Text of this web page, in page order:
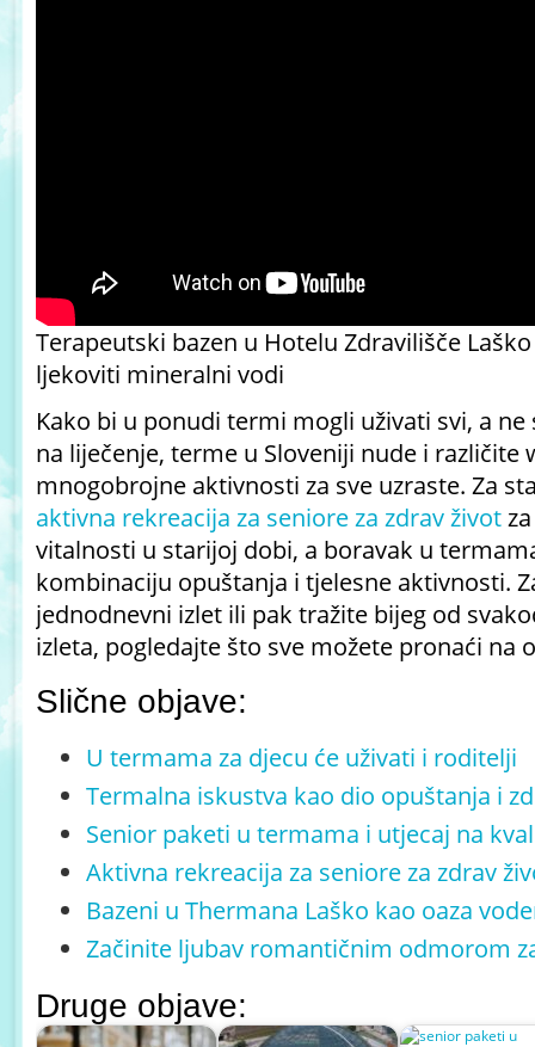
Terapeutski bazen u Hotelu Zdravilišče
ljekoviti mineralni vodi
Kako bi u ponudi termi mogli uživati svi, a
na liječenje, terme u Sloveniji nude i različite
mnogobrojne aktivnosti za sve uzraste. Za
aktivna rekreacija za seniore za zdrav život
vitalnosti u starijoj dobi, a boravak u
kombinaciju opuštanja i tjelesne aktivnosti.
jednodnevni izlet ili pak tražite bijeg od
izleta, pogledajte što sve možete pronaći na
Slične objave:
U termama za djecu će uživati i roditelji
Termalna iskustva kao dio opuštanja i
Senior paketi u termama i utjecaj na
Aktivna rekreacija za seniore za zdrav
Bazeni u Thermana Laško kao oaza
Začinite ljubav romantičnim odmorom
Druge objave: